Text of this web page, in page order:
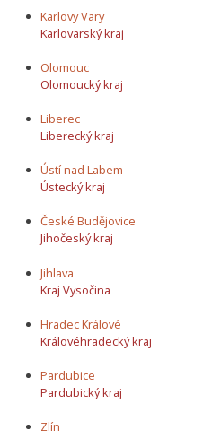
Karlovy Vary
Karlovarský kraj
Olomouc
Olomoucký kraj
Liberec
Liberecký kraj
Ústí nad Labem
Ústecký kraj
České Budějovice
Jihočeský kraj
Jihlava
Kraj Vysočina
Hradec Králové
Královéhradecký kraj
Pardubice
Pardubický kraj
Zlín